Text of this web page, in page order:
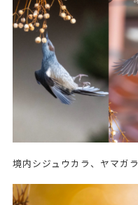
境内シジュウカラ、ヤマガラ